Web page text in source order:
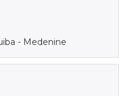
- Medenine